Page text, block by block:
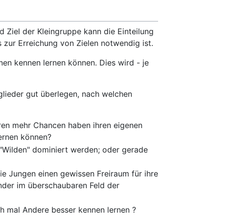
Ziel der Kleingruppe kann die Einteilung
zur Erreichung von Zielen notwendig ist.
kennen lernen können. Dies wird - je
gut überlegen, nach welchen
mehr Chancen haben ihren eigenen
können?
dominiert werden; oder gerade
Jungen einen gewissen Freiraum für ihre
im überschaubaren Feld der
mal Andere besser kennen lernen ?